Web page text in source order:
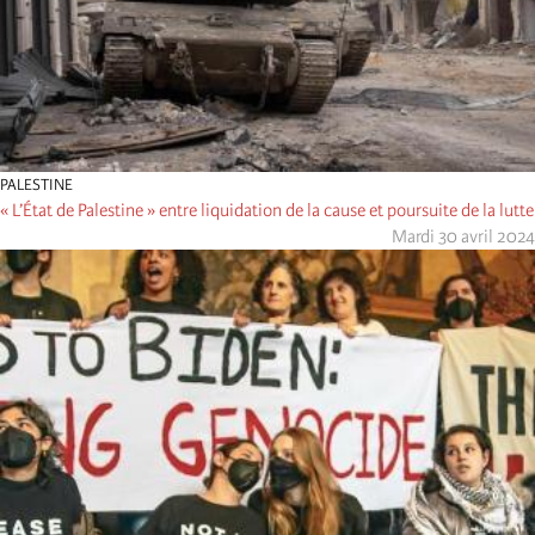
PALESTINE
« L’État de Palestine » entre liquidation de la cause et poursuite de la lutte
Mardi 30 avril 2024